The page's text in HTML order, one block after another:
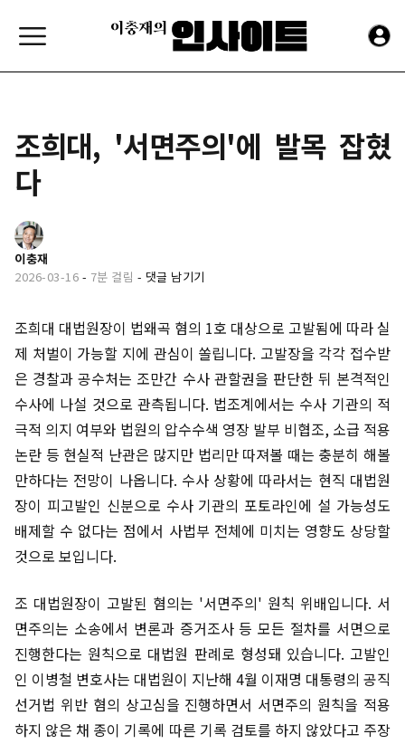
조희대, '서면주의'에 발목 잡혔
다
이충재
2026-03-16 - 7분 걸림 - 댓글 남기기
조희대 대법원장이 법왜곡 혐의 1호 대상으로 고발됨에 따라 실
제 처벌이 가능할 지에 관심이 쏠립니다. 고발장을 각각 접수받
은 경찰과 공수처는 조만간 수사 관할권을 판단한 뒤 본격적인
수사에 나설 것으로 관측됩니다. 법조계에서는 수사 기관의 적
극적 의지 여부와 법원의 압수수색 영장 발부 비협조, 소급 적용
논란 등 현실적 난관은 많지만 법리만 따져볼 때는 충분히 해볼
만하다는 전망이 나옵니다. 수사 상황에 따라서는 현직 대법원
장이 피고발인 신분으로 수사 기관의 포토라인에 설 가능성도
배제할 수 없다는 점에서 사법부 전체에 미치는 영향도 상당할
것으로 보입니다.
조 대법원장이 고발된 혐의는 '서면주의' 원칙 위배입니다. 서
면주의는 소송에서 변론과 증거조사 등 모든 절차를 서면으로
진행한다는 원칙으로 대법원 판례로 형성돼 있습니다. 고발인
인 이병철 변호사는 대법원이 지난해 4월 이재명 대통령의 공직
선거법 위반 혐의 상고심을 진행하면서 서면주의 원칙을 적용
하지 않은 채 종이 기록에 따른 기록 검토를 하지 않았다고 주장